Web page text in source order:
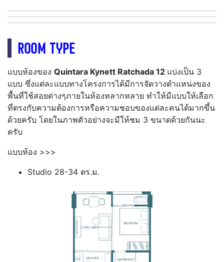
ROOM TYPE
แบบห้องของ Quintara Kynett Ratchada 12 แบ่งเป็น 3
แบบ ซึ่งแต่ละแบบทางโครงการได้มีการจัดวางตำแหน่งของ
พื้นที่ใช้สอยต่างๆภายในห้องหลากหลาย ทำให้มีแบบให้เลือก
ที่ตรงกับความต้องการหรือความชอบของแต่ละคนได้มากขึ้น
ด้วยครับ โดยในภาพตัวอย่างจะมีให้ชม 3 ขนาดด้วยกันนะ
ครับ
แบบห้อง >>>
Studio 28-34 ตร.ม.